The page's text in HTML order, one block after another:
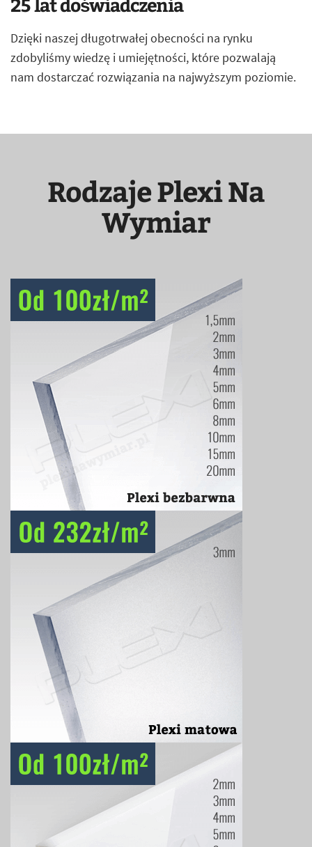
Dzięki naszej długotrwałej obecności na rynku
zdobyliśmy wiedzę i umiejętności, które pozwalają
nam dostarczać rozwiązania na najwyższym poziomie.
Rodzaje Plexi Na
Wymiar